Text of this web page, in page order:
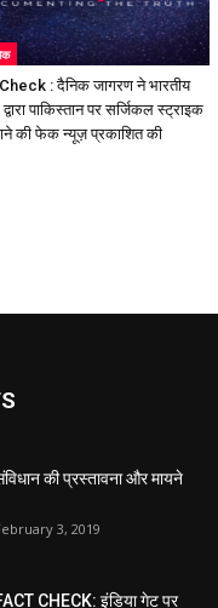
: दैनिक जागरण ने भारतीय
पाकिस्तान पर सर्जिकल स्ट्राइक
की फेक न्यूज़ प्रकाशित की
की प्रस्तावना और मायने
3, 2019
CHECK: इंडिया गेट पर